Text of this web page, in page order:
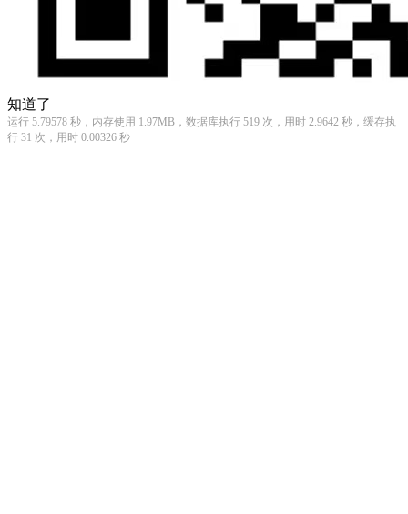
知道了
运行 5.79578 秒，内存使用 1.97MB，数据库执行 519 次，用时 2.9642 秒，缓存执
行 31 次，用时 0.00326 秒